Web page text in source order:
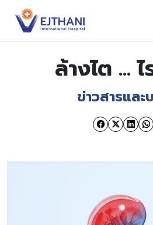
Skip to content
ล้างไต …
ข่าวสารและ